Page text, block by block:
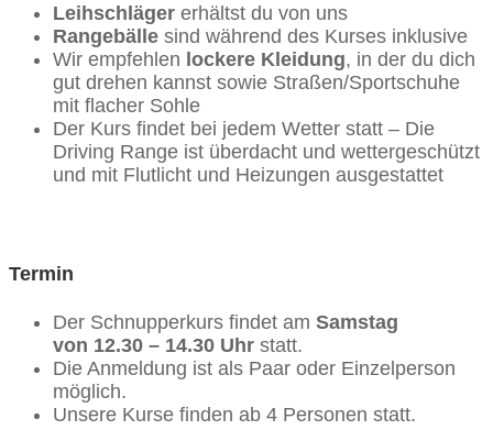
Leihschläger erhältst du von uns
Rangebälle sind während des Kurses inklusive
Wir empfehlen lockere Kleidung, in der du dich
gut drehen kannst sowie Straßen/Sportschuhe
mit flacher Sohle
Der Kurs findet bei jedem Wetter statt – Die
Driving Range ist überdacht und wettergeschützt
und mit Flutlicht und Heizungen ausgestattet
Termin
Der Schnupperkurs findet am Samstag
von 12.30 – 14.30 Uhr statt.
Die Anmeldung ist als Paar oder Einzelperson
möglich.
Unsere Kurse finden ab 4 Personen statt.